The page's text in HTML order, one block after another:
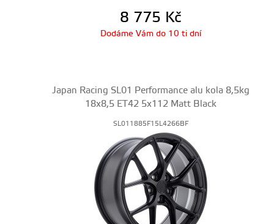
8 775 Kč
Dodáme Vám do 10 ti dní
Japan Racing SL01 Performance alu kola 8,5kg
18x8,5 ET42 5x112 Matt Black
SL011885F15L4266BF